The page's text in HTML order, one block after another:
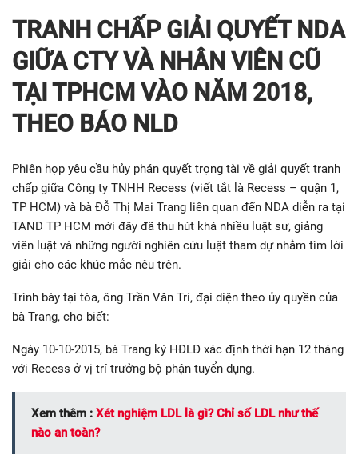
TRANH CHẤP GIẢI QUYẾT NDA
GIỮA CTY VÀ NHÂN VIÊN CŨ
TẠI TPHCM VÀO NĂM 2018,
THEO BÁO NLD
Phiên họp yêu cầu hủy phán quyết trọng tài về giải quyết tranh
chấp giữa Công ty TNHH Recess (viết tắt là Recess – quận 1,
TP HCM) và bà Đỗ Thị Mai Trang liên quan đến NDA diễn ra tại
TAND TP HCM mới đây đã thu hút khá nhiều luật sư, giảng
viên luật và những người nghiên cứu luật tham dự nhằm tìm lời
giải cho các khúc mắc nêu trên.
Trình bày tại tòa, ông Trần Văn Trí, đại diện theo ủy quyền của
bà Trang, cho biết:
Ngày 10-10-2015, bà Trang ký HĐLĐ xác định thời hạn 12 tháng
với Recess ở vị trí trưởng bộ phận tuyển dụng.
Xem thêm : Xét nghiệm LDL là gì? Chỉ số LDL như thế
nào an toàn?